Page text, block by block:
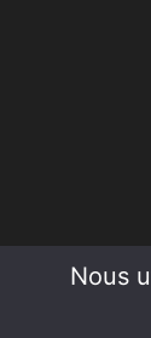
Nous